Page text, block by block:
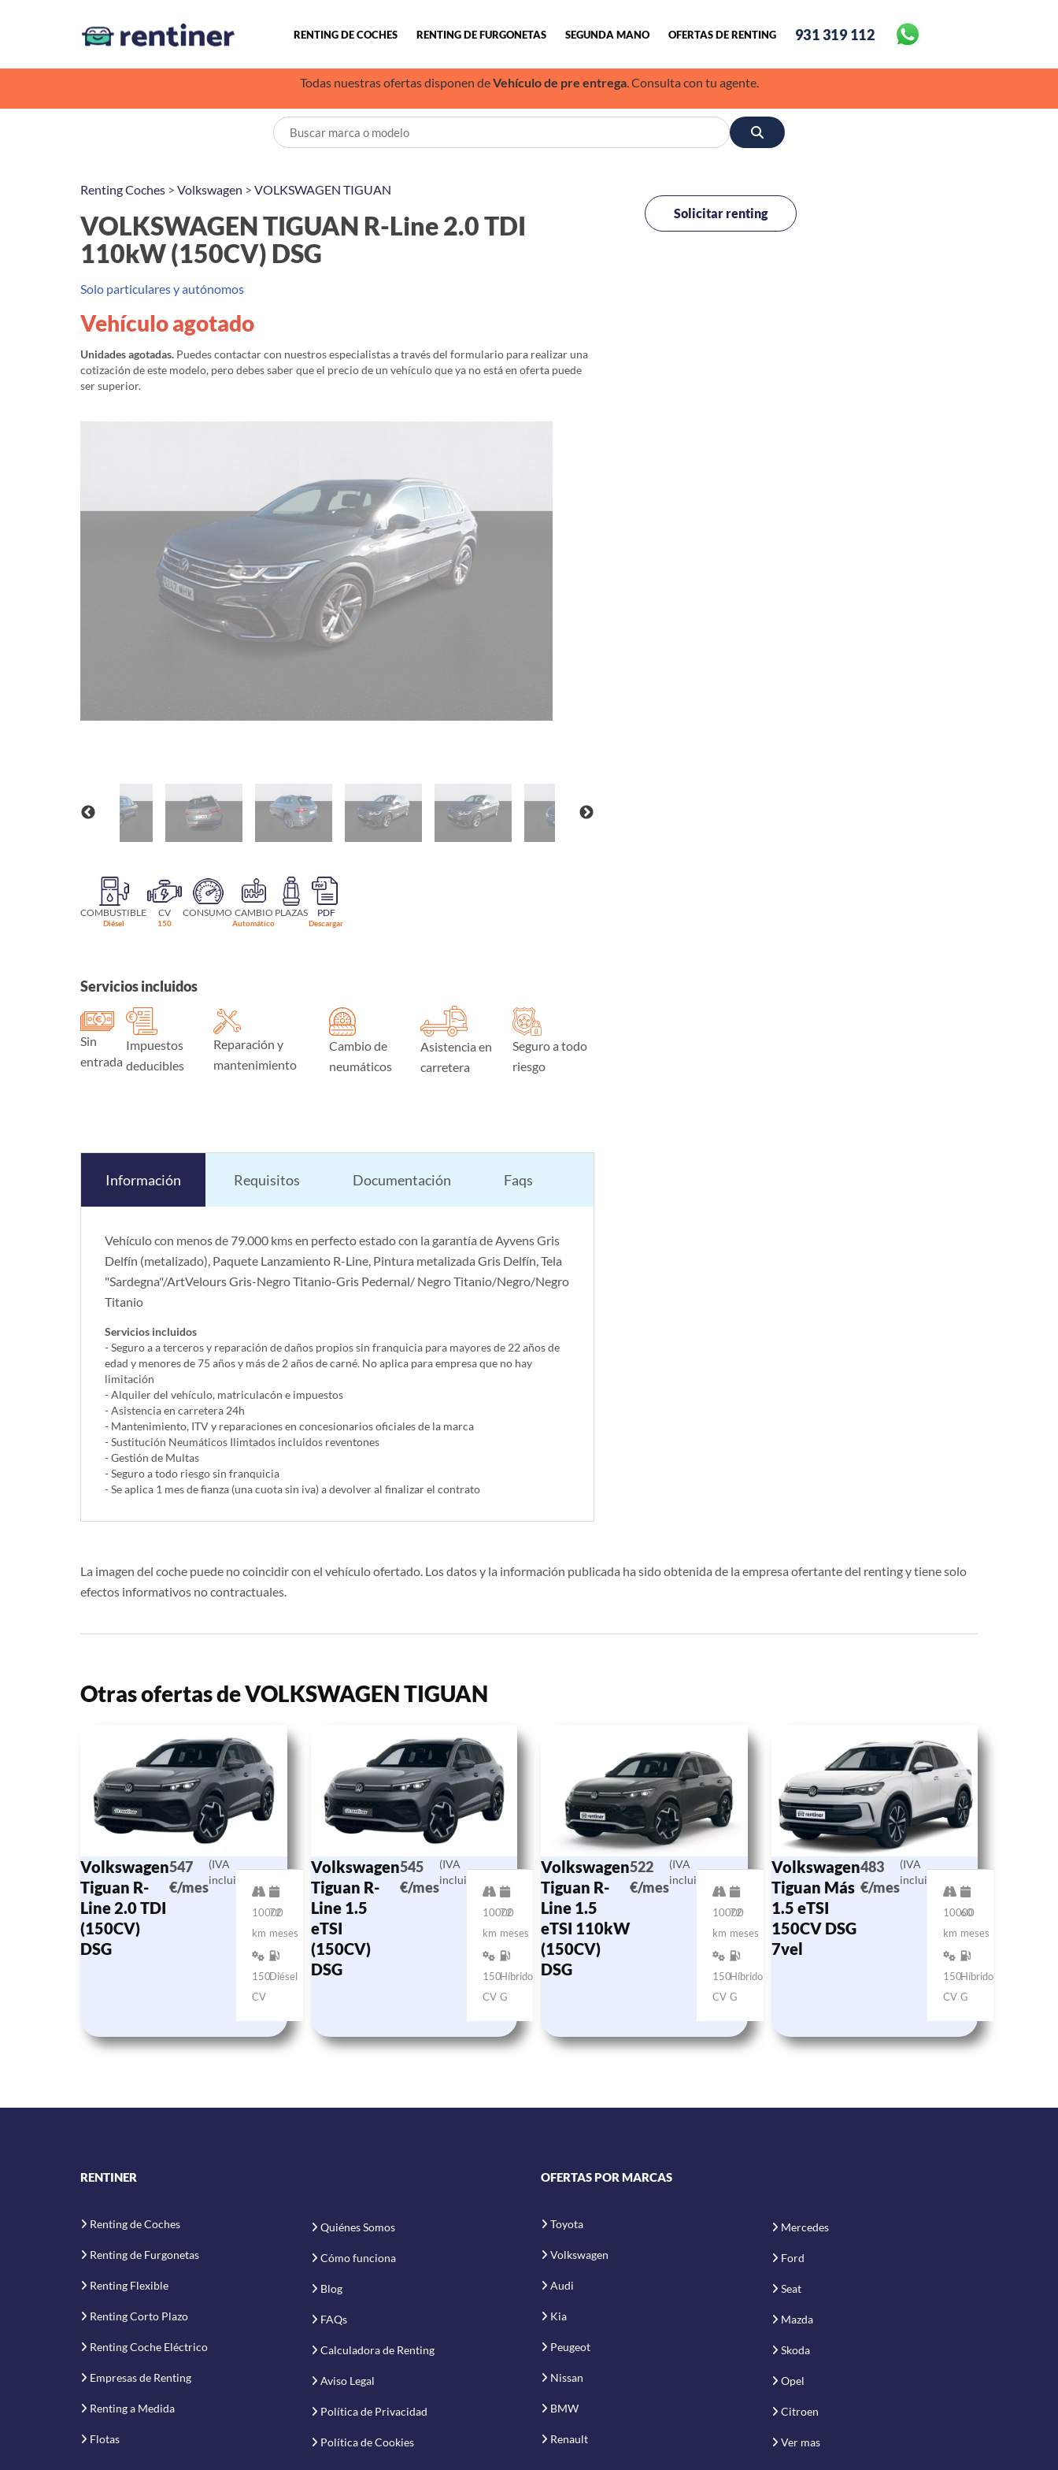
RENTING DE COCHES RENTING DE FURGONETAS SEGUNDA MANO OFERTAS DE RENTING 931 319 112
Todas nuestras ofertas disponen deVehículo de pre entrega. Consulta con tu agente.
Renting Coches > Volkswagen > VOLKSWAGEN TIGUAN
VOLKSWAGEN TIGUAN R-Line 2.0 TDI
110kW (150CV) DSG
Solo particulares y autónomos
Vehículo agotado
Unidades agotadas. Puedes contactar con nuestros especialistas a través del formulario para realizar una
cotización de este modelo, pero debes saber que el precio de un vehículo que ya no está en oferta puede
ser superior.
COMBUSTIBLE
Diésel
CV
150
CONSUMO CAMBIO
Automático
PLAZAS PDF
Descargar
Servicios incluidos
Sin
entrada
Impuestos
deducibles
Reparación y
mantenimiento
Cambio de
neumáticos
Asistencia en
carretera
Seguro a todo
riesgo
Información Requisitos Documentación Faqs
Vehículo con menos de 79.000 kms en perfecto estado con la garantía de Ayvens Gris
Delfín (metalizado), Paquete Lanzamiento R-Line, Pintura metalizada Gris Delfín, Tela
"Sardegna"/ArtVelours Gris-Negro Titanio-Gris Pedernal/ Negro Titanio/Negro/Negro
Titanio
Servicios incluidos
- Seguro a a terceros y reparación de daños propios sin franquicia para mayores de 22 años de
edad y menores de 75 años y más de 2 años de carné. No aplica para empresa que no hay
limitación
- Alquiler del vehí­culo, matriculacón e impuestos
- Asistencia en carretera 24h
- Mantenimiento, ITV y reparaciones en concesionarios oficiales de la marca
- Sustitución Neumáticos Ilimtados incluidos reventones
- Gestión de Multas
- Seguro a todo riesgo sin franquicia
- Se aplica 1 mes de fianza (una cuota sin iva) a devolver al finalizar el contrato
Solicitar renting
La imagen del coche puede no coincidir con el vehículo ofertado. Los datos y la información publicada ha sido obtenida de la empresa ofertante del renting y tiene solo
efectos informativos no contractuales.
Otras ofertas de VOLKSWAGEN TIGUAN
Volkswagen
Tiguan R-
Line 2.0 TDI
(150CV)
DSG
547
€/mes
(IVA
incluido)
10000
km
72
meses
150
CV
Diésel
Volkswagen
Tiguan R-
Line 1.5
eTSI
(150CV)
DSG
545
€/mes
(IVA
incluido)
10000
km
72
meses
150
CV
Híbrido
G
Volkswagen
Tiguan R-
Line 1.5
eTSI 110kW
(150CV)
DSG
522
€/mes
(IVA
incluido)
10000
km
72
meses
150
CV
Híbrido
G
Volkswagen
Tiguan Más
1.5 eTSI
150CV DSG
7vel
483
€/mes
(IVA
incluido)
10000
km
60
meses
150
CV
Híbrido
G
RENTINER
Renting de Coches
Renting de Furgonetas
Renting Flexible
Renting Corto Plazo
Renting Coche Eléctrico
Empresas de Renting
Renting a Medida
Flotas
Quiénes Somos
Cómo funciona
Blog
FAQs
Calculadora de Renting
Aviso Legal
Política de Privacidad
Política de Cookies
OFERTAS POR MARCAS
Toyota
Volkswagen
Audi
Kia
Peugeot
Nissan
BMW
Renault
Mercedes
Ford
Seat
Mazda
Skoda
Opel
Citroen
Ver mas